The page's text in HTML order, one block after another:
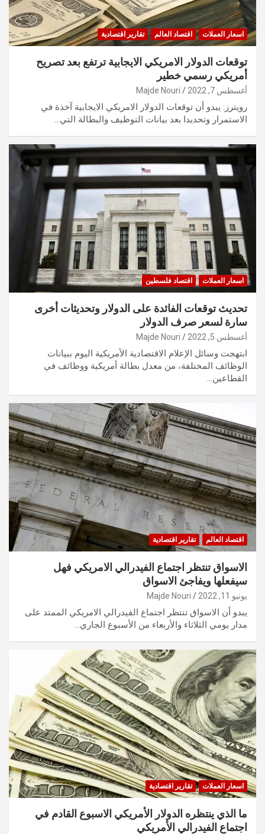
اسعار العملات اقتصاد العالم تقارير اقتصادية
توقعات الدولار الامريكي الايجابية ترتفع بعد تصريح
أمريكي رسمي خطير
أغسطس 7, 2022 Majde Nouri
رويترز: يبدو أن توقعات الدولار الامريكي الايجابية آخذة في
الاستمرار وتحديدا بعد بيانات التوظيف والبطالة التي…
اسعار العملات اقتصاد فلسطين
تحديث توقعات الفائدة على الدولار وتحديثات أخرى
سارة لسعر صرف الدولار
أغسطس 5, 2022 Majde Nouri
ابتهجت وسائل الإعلام الاقتصادية الأمريكية اليوم ببيانات
الوظائف المختلفة، من معدل بطالة أمريكية ووظائف في
القطاعين…
اقتصاد العالم تقارير اقتصادية
الاسواق تنتظر اجتماع الفيدرالي الامريكي فهل
سيفعلها ويفاجئ الاسواق
يونيو 11, 2022 Majde Nouri
يبدو أن الاسواق تنتظر اجتماع الفيدرالي الامريكي الممتد على
مدار يومي الثلاثاء والأربعاء من الأسبوع الجاري…
اسعار العملات تقارير اقتصادية
ما الذي ينتظره الدولار الأمريكي الاسبوع القادم في
اجتماع الفيدرالي الأمريكي